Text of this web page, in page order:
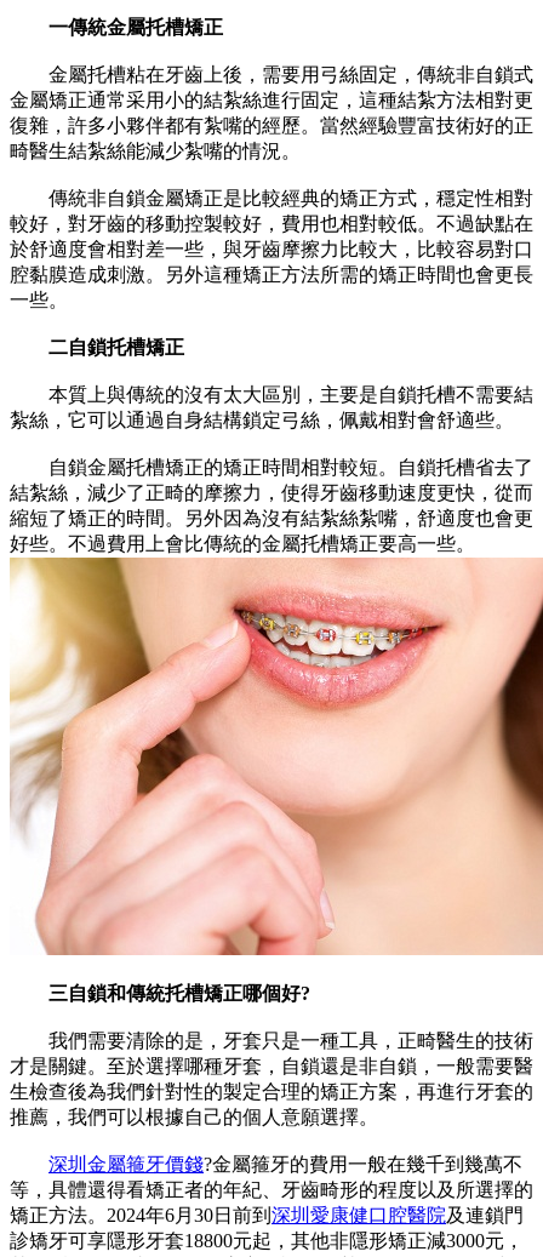
一傳統金屬托槽矯正
金屬托槽粘在牙齒上後，需要用弓絲固定，傳統非自鎖式
金屬矯正通常采用小的結紮絲進行固定，這種結紮方法相對更
復雜，許多小夥伴都有紮嘴的經歷。當然經驗豐富技術好的正
畸醫生結紮絲能減少紮嘴的情況。
傳統非自鎖金屬矯正是比較經典的矯正方式，穩定性相對
較好，對牙齒的移動控製較好，費用也相對較低。不過缺點在
於舒適度會相對差一些，與牙齒摩擦力比較大，比較容易對口
腔黏膜造成刺激。另外這種矯正方法所需的矯正時間也會更長
一些。
二自鎖托槽矯正
本質上與傳統的沒有太大區別，主要是自鎖托槽不需要結
紮絲，它可以通過自身結構鎖定弓絲，佩戴相對會舒適些。
自鎖金屬托槽矯正的矯正時間相對較短。自鎖托槽省去了
結紮絲，減少了正畸的摩擦力，使得牙齒移動速度更快，從而
縮短了矯正的時間。另外因為沒有結紮絲紮嘴，舒適度也會更
好些。不過費用上會比傳統的金屬托槽矯正要高一些。
三自鎖和傳統托槽矯正哪個好?
我們需要清除的是，牙套只是一種工具，正畸醫生的技術
才是關鍵。至於選擇哪種牙套，自鎖還是非自鎖，一般需要醫
生檢查後為我們針對性的製定合理的矯正方案，再進行牙套的
推薦，我們可以根據自己的個人意願選擇。
深圳金屬箍牙價錢?金屬箍牙的費用一般在幾千到幾萬不
等，具體還得看矯正者的年紀、牙齒畸形的程度以及所選擇的
矯正方法。2024年6月30日前到 深圳愛康健口腔醫院及連鎖門
診矯牙可享隱形牙套18800元起，其他非隱形矯正減3000元，